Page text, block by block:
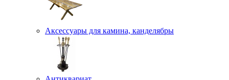
Аксессуары для камина, канделябры